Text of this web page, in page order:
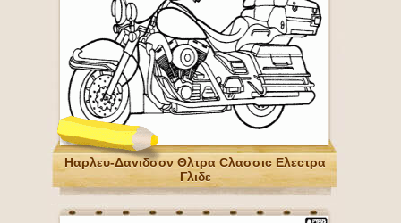
Ηαρλευ-Δαvιδσον Θλτρα Cλασσιc Ελεcτρα
Γλιδε